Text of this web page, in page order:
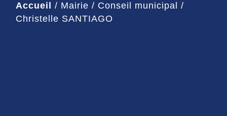
Accueil / Mairie / Conseil municipal /
Christelle SANTIAGO